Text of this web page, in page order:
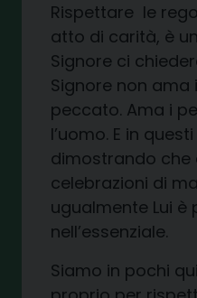
Rispettare le
atto di carità, è
Signore ci
Signore non ama
peccato. Ama i
l’uomo. E in
dimostrando che
celebrazioni di
ugualmente Lui è
nell’essenziale.
Siamo in pochi